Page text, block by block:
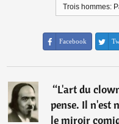
Trois hommes:
Facebook
“L'art du
pense. Il n'est
le miroir